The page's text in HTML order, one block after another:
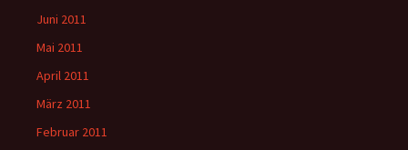
Juni 2011
Mai 2011
April 2011
März 2011
Februar 2011